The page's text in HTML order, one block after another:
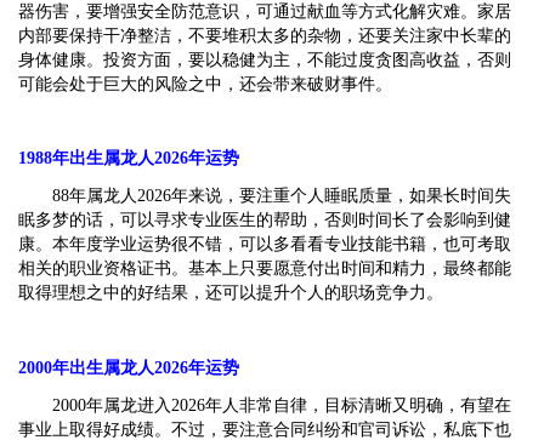
器伤害，要增强安全防范意识，可通过献血等方式化解灾难。家居
内部要保持干净整洁，不要堆积太多的杂物，还要关注家中长辈的
身体健康。投资方面，要以稳健为主，不能过度贪图高收益，否则
可能会处于巨大的风险之中，还会带来破财事件。
1988年出生属龙人2026年运势
88年属龙人2026年来说，要注重个人睡眠质量，如果长时间失
眠多梦的话，可以寻求专业医生的帮助，否则时间长了会影响到健
康。本年度学业运势很不错，可以多看看专业技能书籍，也可考取
相关的职业资格证书。基本上只要愿意付出时间和精力，最终都能
取得理想之中的好结果，还可以提升个人的职场竞争力。
2000年出生属龙人2026年运势
2000年属龙进入2026年人非常自律，目标清晰又明确，有望在
事业上取得好成绩。不过，要注意合同纠纷和官司诉讼，私底下也